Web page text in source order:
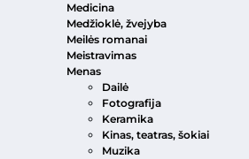
Medicina
Medžioklė, žvejyba
Meilės romanai
Meistravimas
Menas
Dailė
Fotografija
Keramika
Kinas, teatras, šokiai
Muzika